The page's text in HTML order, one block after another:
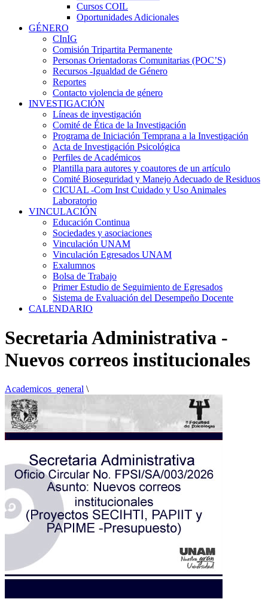
Cursos COIL
Oportunidades Adicionales
GÉNERO
CInIG
Comisión Tripartita Permanente
Personas Orientadoras Comunitarias (POC’S)
Recursos -Igualdad de Género
Reportes
Contacto violencia de género
INVESTIGACIÓN
Líneas de investigación
Comité de Ética de la Investigación
Programa de Iniciación Temprana a la Investigación
Acta de Investigación Psicológica
Perfiles de Académicos
Plantilla para autores y coautores de un artículo
Comité Bioseguridad y Manejo Adecuado de Residuos
CICUAL -Com Inst Cuidado y Uso Animales
Laboratorio
VINCULACIÓN
Educación Continua
Sociedades y asociaciones
Vinculación UNAM
Vinculación Egresados UNAM
Exalumnos
Bolsa de Trabajo
Primer Estudio de Seguimiento de Egresados
Sistema de Evaluación del Desempeño Docente
CALENDARIO
Secretaria Administrativa -
Nuevos correos institucionales
Academicos_general \